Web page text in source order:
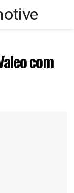
com